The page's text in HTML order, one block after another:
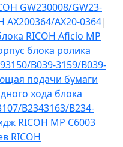
GW230008/GW23-
AX20-0364|
RICOH Aficio MP
блока ролика
B039-3159/B039-
подачи бумаги
хода блока
B2343163/B234-
RICOH MP C6003
RICOH